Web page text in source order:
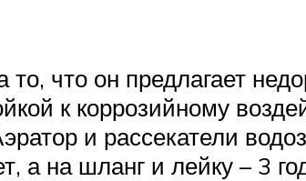
то, что он предлагает
к коррозийному
и рассекатели
а на шланг и лейку – 3